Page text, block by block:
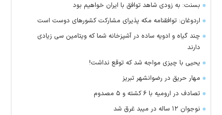
بسنت: به زودی شاهد توافق با ایران خواهیم بود
اردوغان: توافقنامه مکه پذیرای مشارکت کشور‌های دوست است
چند گیاه و ادویه ساده در آشپزخانه شما که ویتامین سی زیادی
دارند
یحیی با چیزی مواجه شد که توقع نداشت!
مهار حریق در رضوانشهر تبریز
تصادف در ارومیه با ۶ کشته و ۵ مصدوم
نوجوان ۱۲ ساله در میبد غرق شد